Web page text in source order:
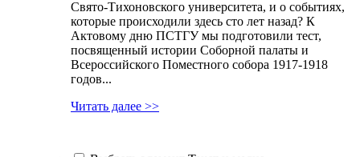
Свято-Тихоновского университета, и о событиях,
которые происходили здесь сто лет назад? К
Актовому дню ПСТГУ мы подготовили тест,
посвященный истории Соборной палаты и
Всероссийского Поместного собора 1917-1918
годов...
Читать далее >>